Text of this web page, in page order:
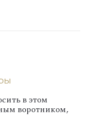
в этом
воротником,